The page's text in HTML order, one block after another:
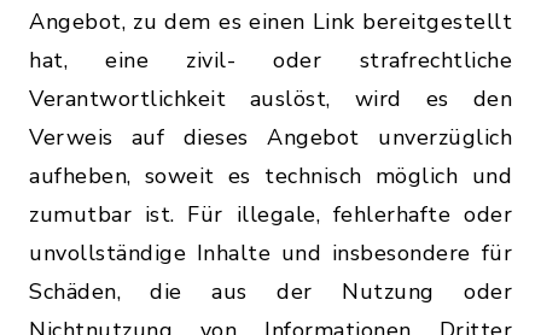
Angebot, zu dem es einen Link bereitgestellt
hat, eine zivil- oder strafrechtliche
Verantwortlichkeit auslöst, wird es den
Verweis auf dieses Angebot unverzüglich
aufheben, soweit es technisch möglich und
zumutbar ist. Für illegale, fehlerhafte oder
unvollständige Inhalte und insbesondere für
Schäden, die aus der Nutzung oder